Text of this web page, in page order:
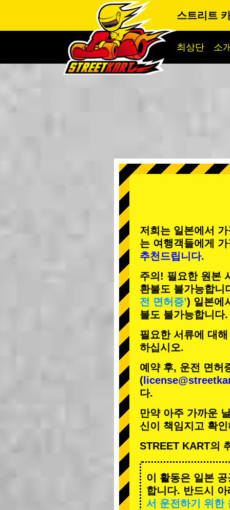
스트리트
최상단 소
저희는 일본에서
는 여행객들에게
추천드립니다.
주의! 필요한 원본
환불도 불가능합니
전 면허증’) 일본에
불도 불가능합니다.
필요한 서류에 대
하십시오.
예약 후, 운전 면허
(
다.
만약 아주 가까운
신이 책임지고 확
STREET KART의
이 활동은 일본
합니다. 반드시
서 운전하기 위한